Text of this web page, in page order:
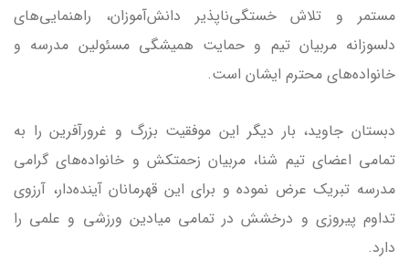
مستمر و تلاش خستگی‌ناپذیر دانش‌آموزان، راهنمایی‌های
دلسوزانه مربیان تیم و حمایت همیشگی مسئولین مدرسه و
خانواده‌های محترم ایشان است.
دبستان جاوید، بار دیگر این موفقیت بزرگ و غرورآفرین را به
تمامی اعضای تیم شنا، مربیان زحمتکش و خانواده‌های گرامی
مدرسه تبریک عرض نموده و برای این قهرمانان آینده‌دار، آرزوی
تداوم پیروزی و درخشش در تمامی میادین ورزشی و علمی را
دارد.